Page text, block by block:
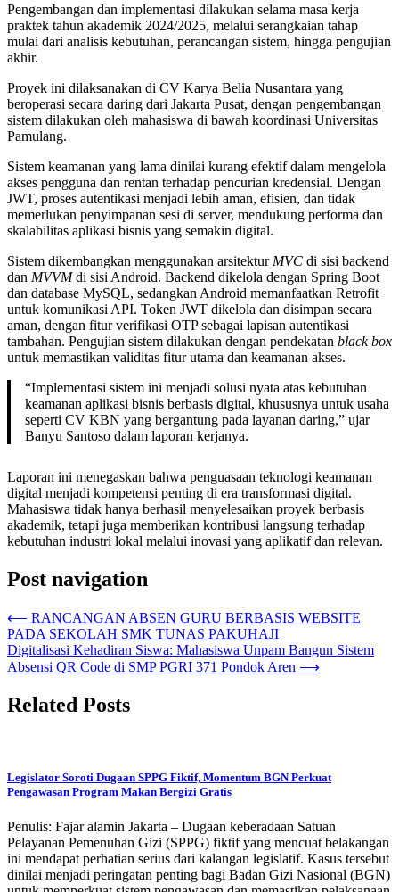
Pengembangan dan implementasi dilakukan selama masa kerja
praktek tahun akademik 2024/2025, melalui serangkaian tahap
mulai dari analisis kebutuhan, perancangan sistem, hingga pengujian
akhir.
Proyek ini dilaksanakan di CV Karya Belia Nusantara yang
beroperasi secara daring dari Jakarta Pusat, dengan pengembangan
sistem dilakukan oleh mahasiswa di bawah koordinasi Universitas
Pamulang.
Sistem keamanan yang lama dinilai kurang efektif dalam mengelola
akses pengguna dan rentan terhadap pencurian kredensial. Dengan
JWT, proses autentikasi menjadi lebih aman, efisien, dan tidak
memerlukan penyimpanan sesi di server, mendukung performa dan
skalabilitas aplikasi bisnis yang semakin digital.
Sistem dikembangkan menggunakan arsitektur MVC di sisi backend
dan MVVMdi sisi Android. Backend dikelola dengan Spring Boot
dan database MySQL, sedangkan Android memanfaatkan Retrofit
untuk komunikasi API. Token JWT dikelola dan disimpan secara
aman, dengan fitur verifikasi OTP sebagai lapisan autentikasi
tambahan. Pengujian sistem dilakukan dengan pendekatan black box
untuk memastikan validitas fitur utama dan keamanan akses.
“Implementasi sistem ini menjadi solusi nyata atas kebutuhan
keamanan aplikasi bisnis berbasis digital, khususnya untuk usaha
seperti CV KBN yang bergantung pada layanan daring,” ujar
Banyu Santoso dalam laporan kerjanya.
Laporan ini menegaskan bahwa penguasaan teknologi keamanan
digital menjadi kompetensi penting di era transformasi digital.
Mahasiswa tidak hanya berhasil menyelesaikan proyek berbasis
akademik, tetapi juga memberikan kontribusi langsung terhadap
kebutuhan industri lokal melalui inovasi yang aplikatif dan relevan.
Post navigation
⟵ RANCANGAN ABSEN GURU BERBASIS WEBSITE
PADA SEKOLAH SMK TUNAS PAKUHAJI
Digitalisasi Kehadiran Siswa: Mahasiswa Unpam Bangun Sistem
Absensi QR Code di SMP PGRI 371 Pondok Aren ⟶
Related Posts
Legislator Soroti Dugaan SPPG Fiktif, Momentum BGN Perkuat
Pengawasan Program Makan Bergizi Gratis
Penulis: Fajar alamin Jakarta – Dugaan keberadaan Satuan
Pelayanan Pemenuhan Gizi (SPPG) fiktif yang mencuat belakangan
ini mendapat perhatian serius dari kalangan legislatif. Kasus tersebut
dinilai menjadi peringatan penting bagi Badan Gizi Nasional (BGN)